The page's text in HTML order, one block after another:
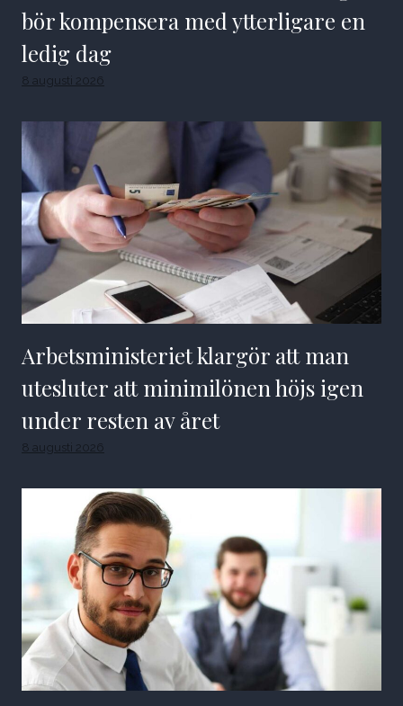
bör kompensera med ytterligare en
ledig dag
8 augusti 2026
Arbetsministeriet klargör att man
utesluter att minimilönen höjs igen
under resten av året
8 augusti 2026